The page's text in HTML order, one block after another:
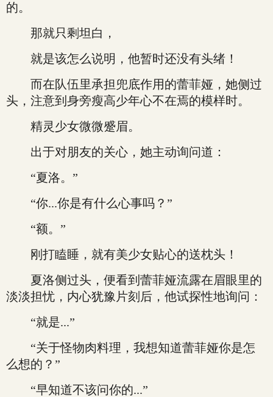
的。
那就只剩坦白，
就是该怎么说明，他暂时还没有头绪！
而在队伍里承担兜底作用的蕾菲娅，她侧过
头，注意到身旁瘦高少年心不在焉的模样时。
精灵少女微微蹙眉。
出于对朋友的关心，她主动询问道：
“夏洛。”
“你...你是有什么心事吗？”
“额。”
刚打瞌睡，就有美少女贴心的送枕头！
夏洛侧过头，便看到蕾菲娅流露在眉眼里的
淡淡担忧，内心犹豫片刻后，他试探性地询问：
“就是...”
“关于怪物肉料理，我想知道蕾菲娅你是怎
么想的？”
“早知道不该问你的...”